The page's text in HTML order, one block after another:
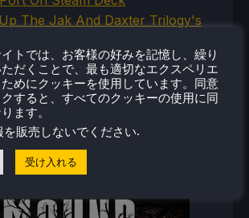
The Jak And Daxter Trilogy's
Original Resident Evil 1 And 2
トでは、お客様の好みを記憶し、繰り
だくことで、最も適切なエクスペリエ
めにクッキーを使用しています。同意
すると、すべてのクッキーの使用に同
ます。
販売しないでください.
受け入れる